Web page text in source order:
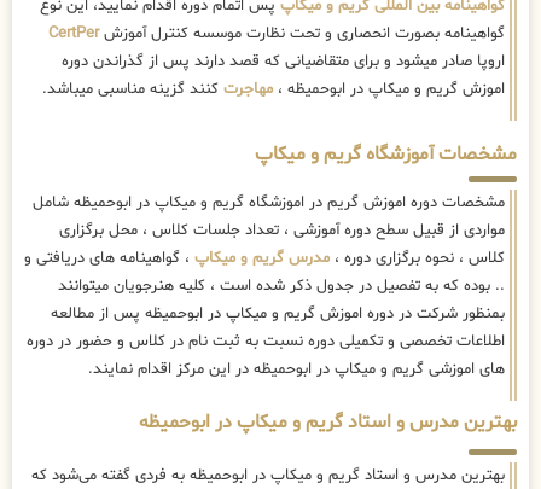
گواهینامه بین المللی گریم و میکاپ پس اتمام دوره اقدام نمایید، این نوع
گواهینامه بصورت انحصاری و تحت نظارت موسسه کنترل آموزشCertPer
اروپا صادر میشود و برای متقاضیانی که قصد دارند پس از گذراندن دوره
اموزش گریم و میکاپ در ابوحمیظه ، مهاجرت کنند گزینه مناسبی میباشد.
مشخصات آموزشگاه گریم و میکاپ
مشخصات دوره اموزش گریم در اموزشگاه گریم و میکاپ در ابوحمیظه شامل
مواردی از قبیل سطح دوره آموزشی ، تعداد جلسات کلاس ، محل برگزاری
کلاس ، نحوه برگزاری دوره ، مدرس گریم و میکاپ ، گواهینامه های دریافتی و
.. بوده که به تفصیل در جدول ذکر شده است ، کلیه هنرجویان میتوانند
بمنظور شرکت در دوره اموزش گریم و میکاپ در ابوحمیظه پس از مطالعه
اطلاعات تخصصی و تکمیلی دوره نسبت به ثبت نام در کلاس و حضور در دوره
های اموزشی گریم و میکاپ در ابوحمیظه در این مرکز اقدام نمایند.
بهترین مدرس و استاد گریم و میکاپ در ابوحمیظه
بهترین مدرس و استاد گریم و میکاپ در ابوحمیظه به فردی گفته می‌شود که